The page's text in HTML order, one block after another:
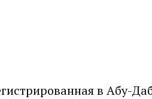
в Абу-